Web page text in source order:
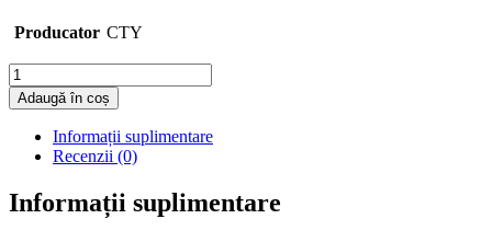
Producator CTY
Cantitate
Adaugă în coș
Informații suplimentare
Recenzii (0)
Informații suplimentare